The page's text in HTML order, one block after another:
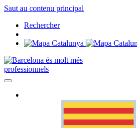
Saut au contenu principal
Rechercher
professionnels